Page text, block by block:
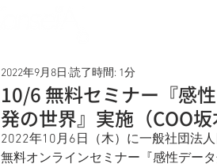
10/6 無料セミナー『感
発の世界』実施（COO坂
2022年9月8日 読了時間: 1分
2022年10月6日（木）に一般社団法
無料オンラインセミナー『感性デー